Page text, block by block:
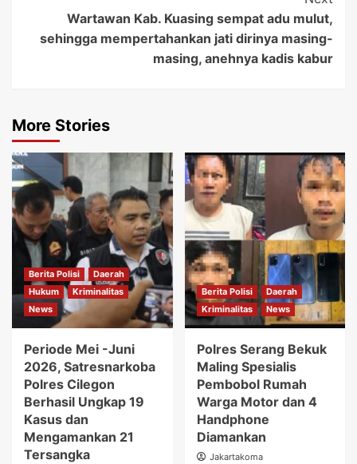
Wartawan Kab. Kuasing sempat adu mulut,
sehingga mempertahankan jati dirinya masing-
masing, anehnya kadis kabur
More Stories
Berita Polisi
Daerah
Hukum
Kriminalitas
News
Periode Mei -Juni
2026, Satresnarkoba
Polres Cilegon
Berhasil Ungkap 19
Kasus dan
Mengamankan 21
Tersangka
Berita Polisi
Daerah
Kriminalitas
News
Polres Serang Bekuk
Maling Spesialis
Pembobol Rumah
Warga Motor dan 4
Handphone
Diamankan
Jakartakoma